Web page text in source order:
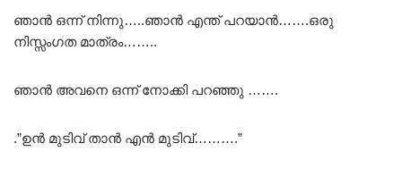
ഞാൻ ഒന്ന് നിന്നു…..ഞാൻ എന്ത് പറയാൻ…….ഒരു
നിസ്സംഗത മാത്രം……..
ഞാൻ അവനെ ഒന്ന് നോക്കി പറഞ്ഞു …….
.”ഉൻ മുടിവ് താൻ എൻ മുടിവ്……….”